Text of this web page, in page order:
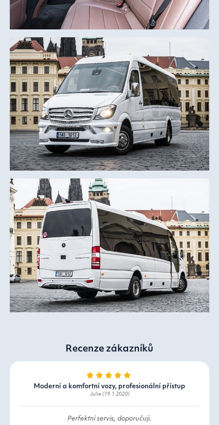
Recenze zákazníků
Moderní a komfortní vozy, profesionální přístup
Julie (19.1.2020)
Perfektní servis, doporučuji.